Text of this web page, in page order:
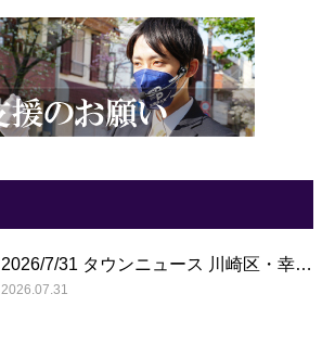
2026/7/31 タウンニュース 川崎区・幸…
2026.07.31